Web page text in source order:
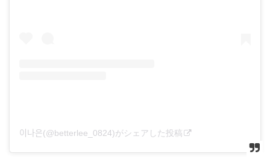
이나은(@betterlee_0824)がシェアした投稿